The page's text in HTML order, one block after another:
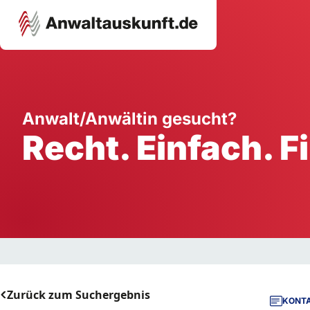
Ausbildung
Handwerk
Dienstleistung
Anwalt/Anwältin gesucht?
Recht. Einfach.
Zurück zum Suchergebnis